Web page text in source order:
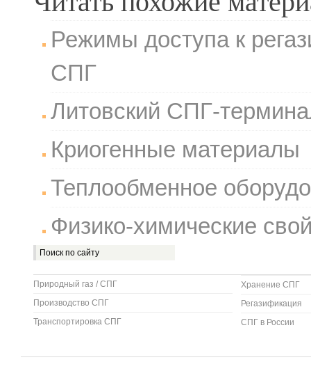
Режимы доступа к
СПГ
Литовский СПГ-
Криогенные материалы
Теплообменное
Физико-химические
Природный газ / СПГ
Производство СПГ
Транспортировка СПГ
Хранение СПГ
Регазификация
СПГ в России